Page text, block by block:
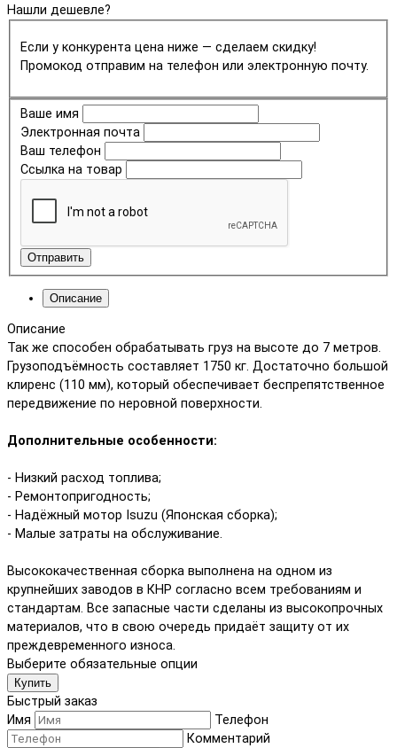
Нашли дешевле?
Если у конкурента цена ниже — сделаем скидку!
Промокод отправим на телефон или электронную почту.
Ваше имя
Электронная почта
Ваш телефон
Ссылка на товар
Отправить
Описание
Описание
Так же способен обрабатывать груз на высоте до 7 метров.
Грузоподъёмность составляет 1750 кг. Достаточно большой
клиренс (110 мм), который обеспечивает беспрепятственное
передвижение по неровной поверхности.
Дополнительные особенности:
- Низкий расход топлива;
- Ремонтопригодность;
- Надёжный мотор Isuzu (Японская сборка);
- Малые затраты на обслуживание.
Высококачественная сборка выполнена на одном из
крупнейших заводов в КНР согласно всем требованиям и
стандартам. Все запасные части сделаны из высокопрочных
материалов, что в свою очередь придаёт защиту от их
преждевременного износа.
Выберите обязательные опции
Купить
Быстрый заказ
Имя
Телефон
Комментарий